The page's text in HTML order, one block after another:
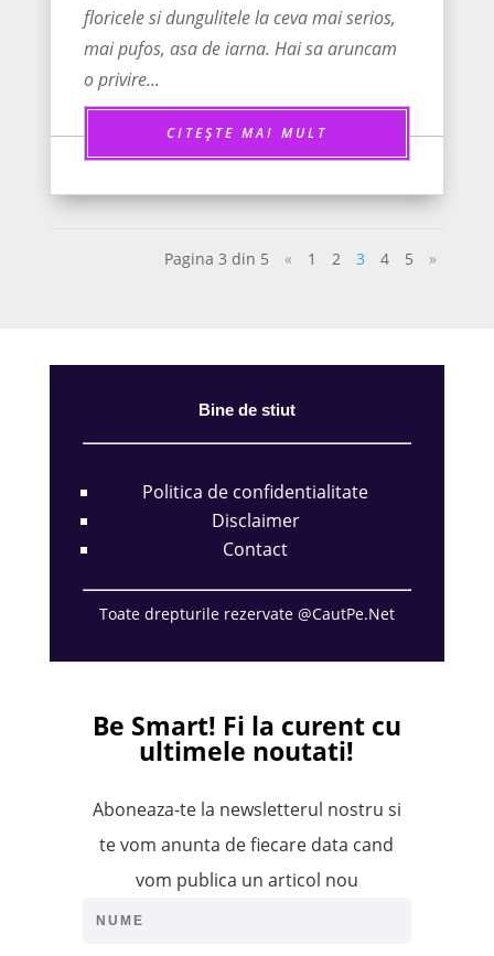
floricele si dungulitele la ceva mai serios,
mai pufos, asa de iarna. Hai sa aruncam
o privire...
CITEȘTE MAI MULT
Pagina 3 din 5 « 1 2 3 4 5 »
Bine de stiut
Politica de confidentialitate
Disclaimer
Contact
Toate drepturile rezervate @CautPe.Net
Be Smart! Fi la curent cu
ultimele noutati!
Aboneaza-te la newsletterul nostru si
te vom anunta de fiecare data cand
vom publica un articol nou